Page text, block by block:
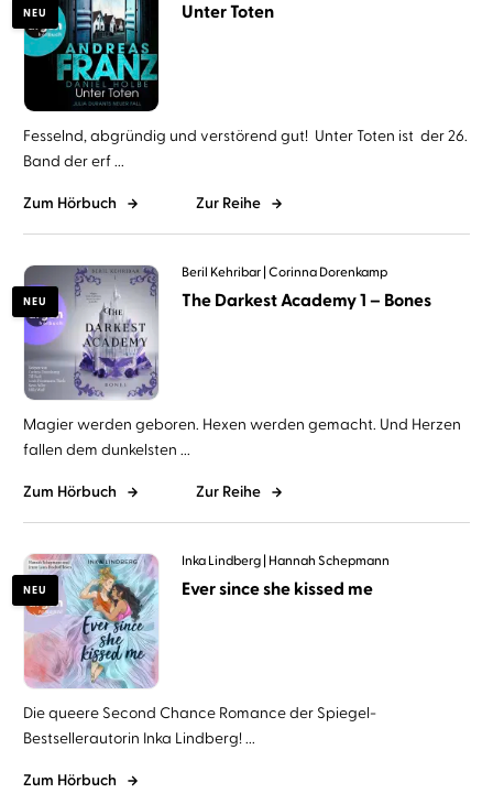
NEU Unter Toten
Fesselnd, abgründig und verstörend gut! Unter Toten ist der 26.
Band der erf ...
Zum Hörbuch Zur Reihe
NEU
Beril Kehribar Corinna Dorenkamp
The Darkest Academy 1 – Bones
Magier werden geboren. Hexen werden gemacht. Und Herzen
fallen dem dunkelsten ...
Zum Hörbuch Zur Reihe
NEU
Inka Lindberg Hannah Schepmann
Ever since she kissed me
Die queere Second Chance Romance der Spiegel-
Bestsellerautorin Inka Lindberg! ...
Zum Hörbuch